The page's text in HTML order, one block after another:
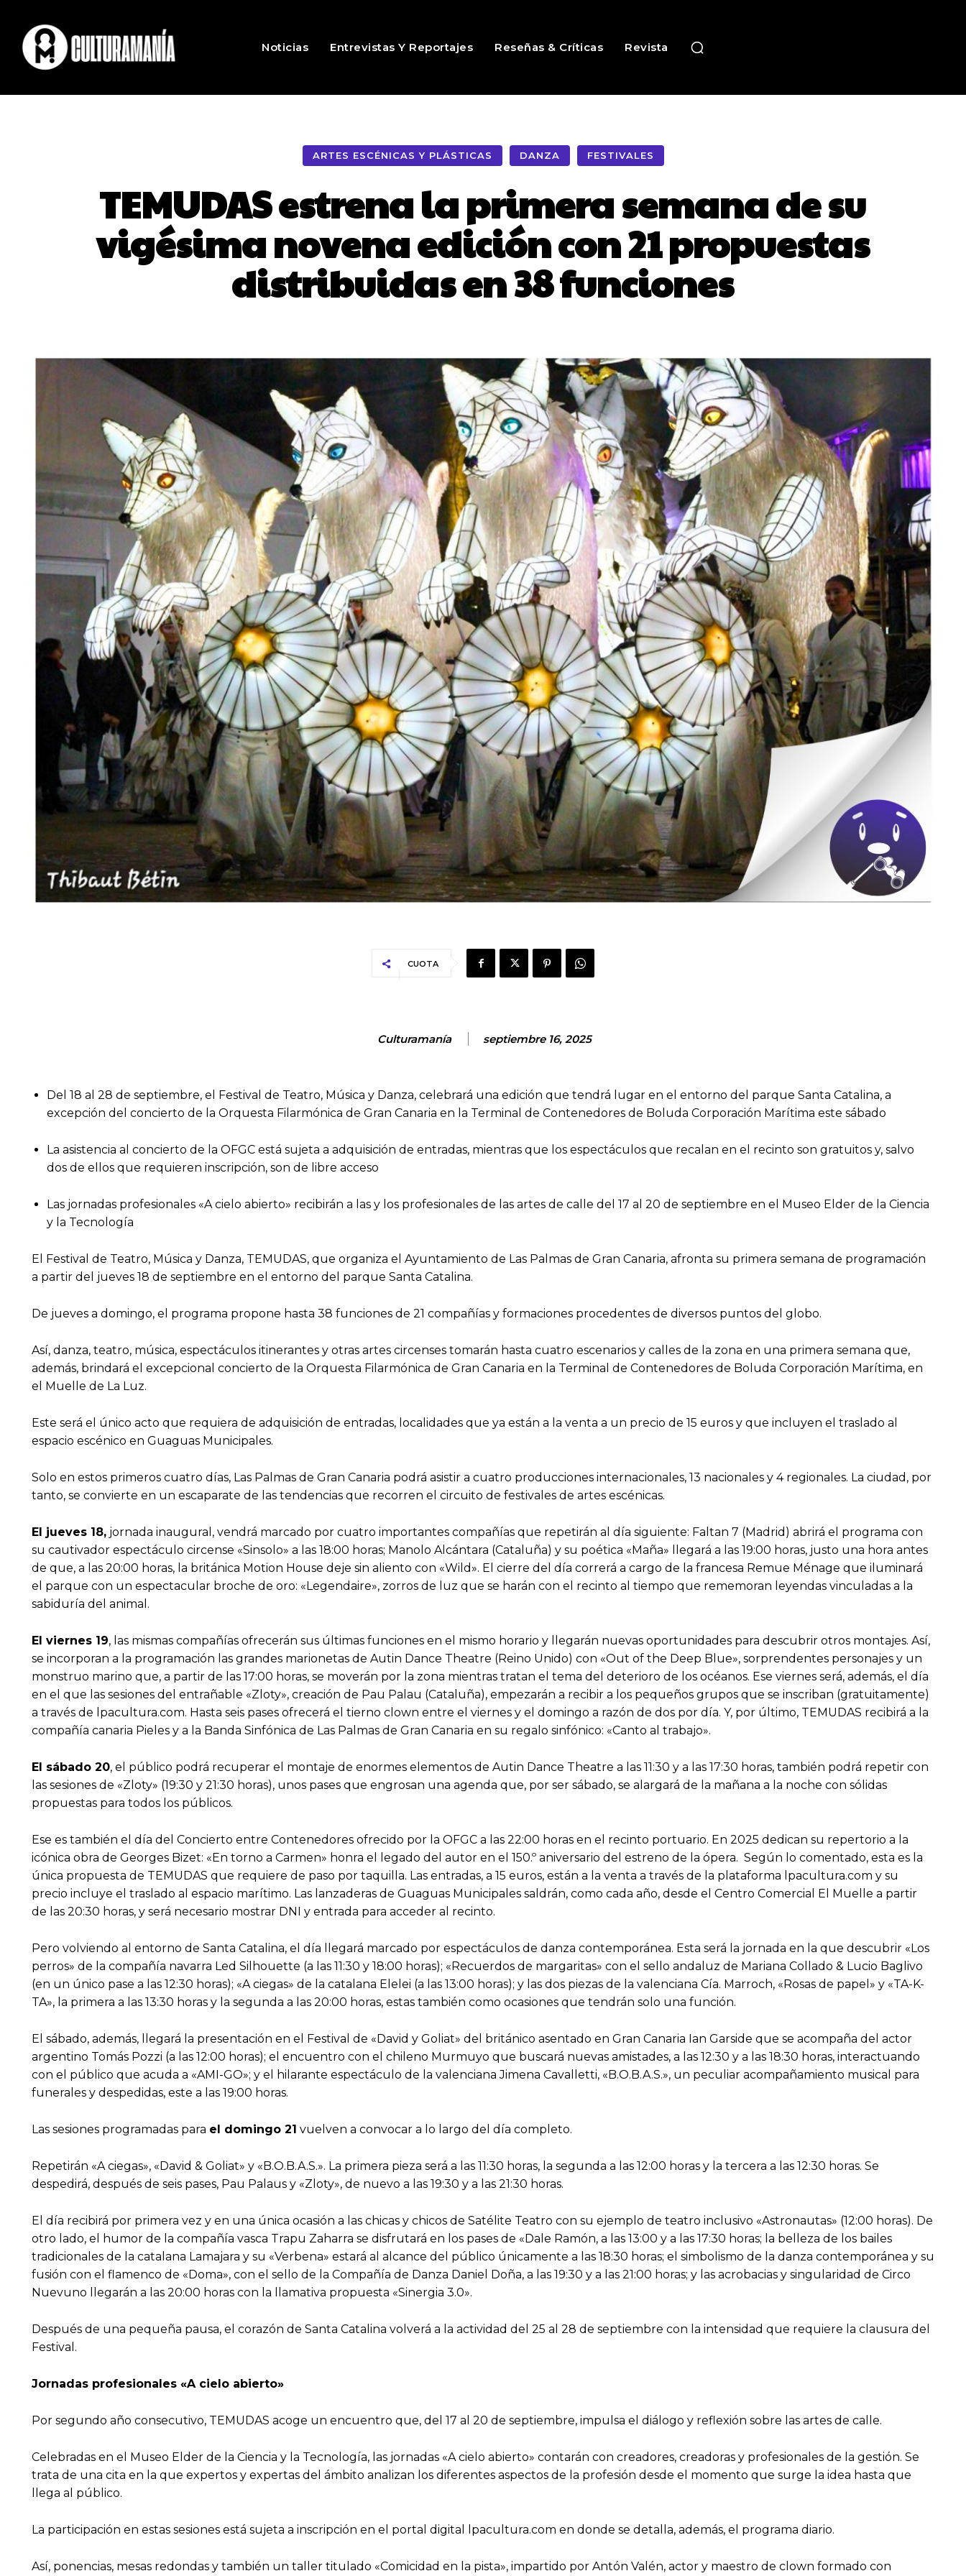
Noticias Entrevistas Y Reportajes Reseñas & Críticas Revista
ARTES ESCÉNICAS Y PLÁSTICAS DANZA FESTIVALES
TEMUDAS estrena la primera semana de su
vigésima novena edición con 21 propuestas
distribuidas en 38 funciones
CUOTA
Culturamanía septiembre 16, 2025
Del 18 al 28 de septiembre, el Festival de Teatro, Música y Danza, celebrará una edición que tendrá lugar en el entorno del parque Santa Catalina, a
excepción del concierto de la Orquesta Filarmónica de Gran Canaria en la Terminal de Contenedores de Boluda Corporación Marítima este sábado
La asistencia al concierto de la OFGC está sujeta a adquisición de entradas, mientras que los espectáculos que recalan en el recinto son gratuitos y, salvo
dos de ellos que requieren inscripción, son de libre acceso
Las jornadas profesionales «A cielo abierto» recibirán a las y los profesionales de las artes de calle del 17 al 20 de septiembre en el Museo Elder de la Ciencia
y la Tecnología
El Festival de Teatro, Música y Danza, TEMUDAS, que organiza el Ayuntamiento de Las Palmas de Gran Canaria, afronta su primera semana de programación
a partir del jueves 18 de septiembre en el entorno del parque Santa Catalina.
De jueves a domingo, el programa propone hasta 38 funciones de 21 compañías y formaciones procedentes de diversos puntos del globo.
Así, danza, teatro, música, espectáculos itinerantes y otras artes circenses tomarán hasta cuatro escenarios y calles de la zona en una primera semana que,
además, brindará el excepcional concierto de la Orquesta Filarmónica de Gran Canaria en la Terminal de Contenedores de Boluda Corporación Marítima, en
el Muelle de La Luz.
Este será el único acto que requiera de adquisición de entradas, localidades que ya están a la venta a un precio de 15 euros y que incluyen el traslado al
espacio escénico en Guaguas Municipales.
Solo en estos primeros cuatro días, Las Palmas de Gran Canaria podrá asistir a cuatro producciones internacionales, 13 nacionales y 4 regionales. La ciudad, por
tanto, se convierte en un escaparate de las tendencias que recorren el circuito de festivales de artes escénicas.
El jueves 18, jornada inaugural, vendrá marcado por cuatro importantes compañías que repetirán al día siguiente: Faltan 7 (Madrid) abrirá el programa con
su cautivador espectáculo circense «Sinsolo» a las 18:00 horas; Manolo Alcántara (Cataluña) y su poética «Maña» llegará a las 19:00 horas, justo una hora antes
de que, a las 20:00 horas, la británica Motion House deje sin aliento con «Wild». El cierre del día correrá a cargo de la francesa Remue Ménage que iluminará
el parque con un espectacular broche de oro: «Legendaire», zorros de luz que se harán con el recinto al tiempo que rememoran leyendas vinculadas a la
sabiduría del animal.
El viernes 19, las mismas compañías ofrecerán sus últimas funciones en el mismo horario y llegarán nuevas oportunidades para descubrir otros montajes. Así,
se incorporan a la programación las grandes marionetas de Autin Dance Theatre (Reino Unido) con «Out of the Deep Blue», sorprendentes personajes y un
monstruo marino que, a partir de las 17:00 horas, se moverán por la zona mientras tratan el tema del deterioro de los océanos. Ese viernes será, además, el día
en el que las sesiones del entrañable «Zloty», creación de Pau Palau (Cataluña), empezarán a recibir a los pequeños grupos que se inscriban (gratuitamente)
a través de lpacultura.com. Hasta seis pases ofrecerá el tierno clown entre el viernes y el domingo a razón de dos por día. Y, por último, TEMUDAS recibirá a la
compañía canaria Pieles y a la Banda Sinfónica de Las Palmas de Gran Canaria en su regalo sinfónico: «Canto al trabajo».
El sábado 20, el público podrá recuperar el montaje de enormes elementos de Autin Dance Theatre a las 11:30 y a las 17:30 horas, también podrá repetir con
las sesiones de «Zloty» (19:30 y 21:30 horas), unos pases que engrosan una agenda que, por ser sábado, se alargará de la mañana a la noche con sólidas
propuestas para todos los públicos.
Ese es también el día del Concierto entre Contenedores ofrecido por la OFGC a las 22:00 horas en el recinto portuario. En 2025 dedican su repertorio a la
icónica obra de Georges Bizet: «En torno a Carmen» honra el legado del autor en el 150.º aniversario del estreno de la ópera. Según lo comentado, esta es la
única propuesta de TEMUDAS que requiere de paso por taquilla. Las entradas, a 15 euros, están a la venta a través de la plataforma lpacultura.com y su
precio incluye el traslado al espacio marítimo. Las lanzaderas de Guaguas Municipales saldrán, como cada año, desde el Centro Comercial El Muelle a partir
de las 20:30 horas, y será necesario mostrar DNI y entrada para acceder al recinto.
Pero volviendo al entorno de Santa Catalina, el día llegará marcado por espectáculos de danza contemporánea. Esta será la jornada en la que descubrir «Los
perros» de la compañía navarra Led Silhouette (a las 11:30 y 18:00 horas); «Recuerdos de margaritas» con el sello andaluz de Mariana Collado & Lucio Baglivo
(en un único pase a las 12:30 horas); «A ciegas» de la catalana Elelei (a las 13:00 horas); y las dos piezas de la valenciana Cía. Marroch, «Rosas de papel» y «TA-K-
TA», la primera a las 13:30 horas y la segunda a las 20:00 horas, estas también como ocasiones que tendrán solo una función.
El sábado, además, llegará la presentación en el Festival de «David y Goliat» del británico asentado en Gran Canaria Ian Garside que se acompaña del actor
argentino Tomás Pozzi (a las 12:00 horas); el encuentro con el chileno Murmuyo que buscará nuevas amistades, a las 12:30 y a las 18:30 horas, interactuando
con el público que acuda a «AMI-GO»; y el hilarante espectáculo de la valenciana Jimena Cavalletti, «B.O.B.A.S.», un peculiar acompañamiento musical para
funerales y despedidas, este a las 19:00 horas.
Las sesiones programadas para el domingo 21 vuelven a convocar a lo largo del día completo.
Repetirán «A ciegas», «David & Goliat» y «B.O.B.A.S.». La primera pieza será a las 11:30 horas, la segunda a las 12:00 horas y la tercera a las 12:30 horas. Se
despedirá, después de seis pases, Pau Palaus y «Zloty», de nuevo a las 19:30 y a las 21:30 horas.
El día recibirá por primera vez y en una única ocasión a las chicas y chicos de Satélite Teatro con su ejemplo de teatro inclusivo «Astronautas» (12:00 horas). De
otro lado, el humor de la compañía vasca Trapu Zaharra se disfrutará en los pases de «Dale Ramón, a las 13:00 y a las 17:30 horas; la belleza de los bailes
tradicionales de la catalana Lamajara y su «Verbena» estará al alcance del público únicamente a las 18:30 horas; el simbolismo de la danza contemporánea y su
fusión con el flamenco de «Doma», con el sello de la Compañía de Danza Daniel Doña, a las 19:30 y a las 21:00 horas; y las acrobacias y singularidad de Circo
Nuevuno llegarán a las 20:00 horas con la llamativa propuesta «Sinergia 3.0».
Después de una pequeña pausa, el corazón de Santa Catalina volverá a la actividad del 25 al 28 de septiembre con la intensidad que requiere la clausura del
Festival.
Jornadas profesionales «A cielo abierto»
Por segundo año consecutivo, TEMUDAS acoge un encuentro que, del 17 al 20 de septiembre, impulsa el diálogo y reflexión sobre las artes de calle.
Celebradas en el Museo Elder de la Ciencia y la Tecnología, las jornadas «A cielo abierto» contarán con creadores, creadoras y profesionales de la gestión. Se
trata de una cita en la que expertos y expertas del ámbito analizan los diferentes aspectos de la profesión desde el momento que surge la idea hasta que
llega al público.
La participación en estas sesiones está sujeta a inscripción en el portal digital lpacultura.com en donde se detalla, además, el programa diario.
Así, ponencias, mesas redondas y también un taller titulado «Comicidad en la pista», impartido por Antón Valén, actor y maestro de clown formado con